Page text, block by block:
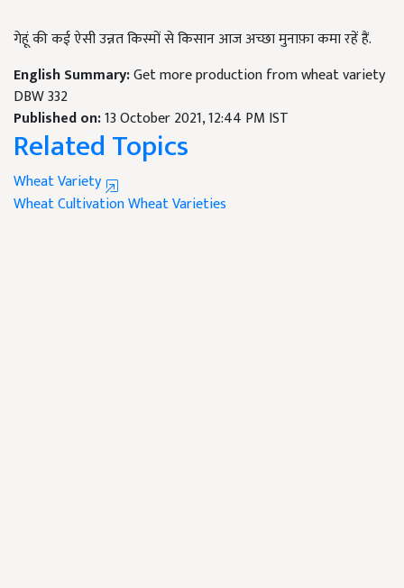
गेहूं की कई ऐसी उन्नत किस्मों से किसान आज अच्छा मुनाफ़ा कमा रहें हैं.
English Summary:Get more production from wheat variety
DBW 332
Published on:13 October 2021, 12:44 PM IST
Related Topics
Wheat Variety
Wheat CultivationWheat Varieties